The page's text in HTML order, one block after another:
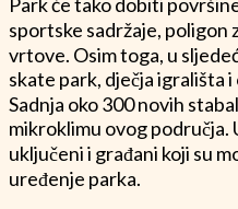
sportske sadržaje, poligon
vrtove. Osim toga, u
skate park, dječja igrališta
Sadnja oko 300 novih
mikroklimu ovog područja.
uključeni i građani koji su
uređenje parka.